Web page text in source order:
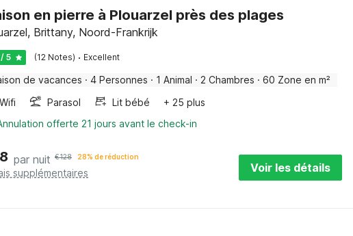
en pierre à Plouarzel près des plages
Brittany, Noord-Frankrijk
5 (12 Notes) · Excellent
de vacances · 4 Personnes · 1 Animal · 2 Chambres · 60 Zone en m²
Wifi
Parasol Lit bébé
+ 25 plus
offerte 21 jours avant le check-in
par nuit €128 28% de réduction
supplémentaires Voir les détails